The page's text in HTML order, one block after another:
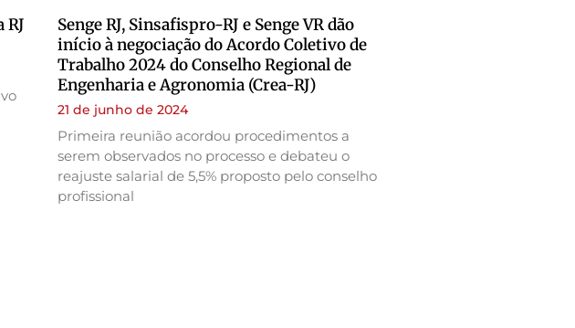
RJ
Senge RJ, Sinsafispro-RJ e Senge VR dão
início à negociação do Acordo Coletivo de
Trabalho 2024 do Conselho Regional de
Engenharia e Agronomia (Crea-RJ)
21 de junho de 2024
Primeira reunião acordou procedimentos a
serem observados no processo e debateu o
reajuste salarial de 5,5% proposto pelo conselho
profissional